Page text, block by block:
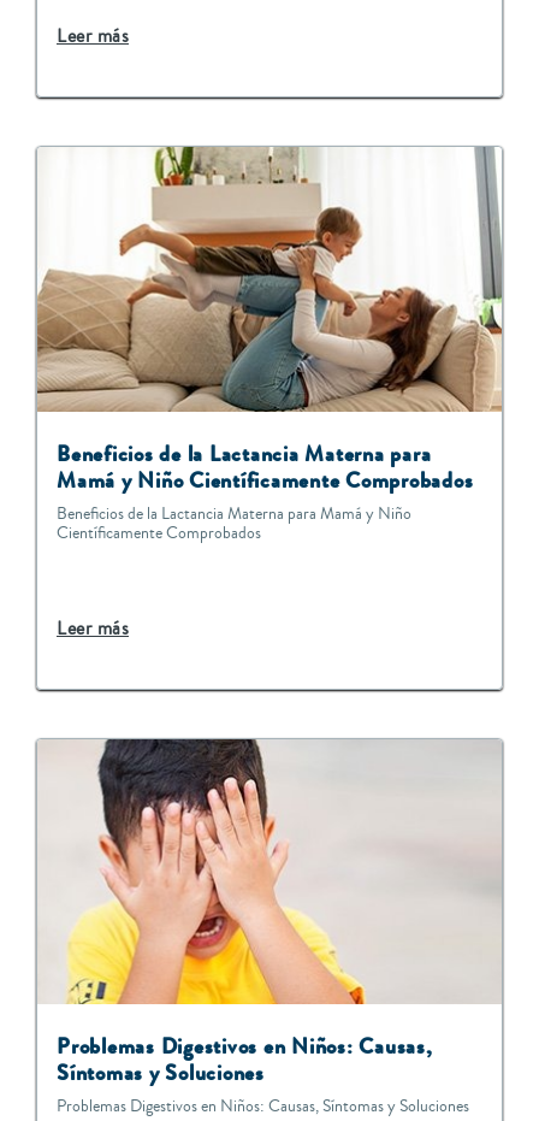
Leer más
Beneficios de la Lactancia Materna para
Mamá y Niño Científicamente Comprobados
Beneficios de la Lactancia Materna para Mamá y Niño
Científicamente Comprobados
Leer más
Problemas Digestivos en Niños: Causas,
Síntomas y Soluciones
Problemas Digestivos en Niños: Causas, Síntomas y Soluciones